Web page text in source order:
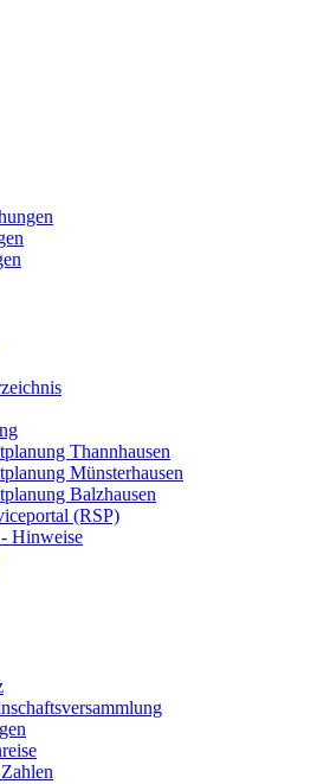
Thannhausen
Münsterhausen
Balzhausen
(RSP)
Hinweise